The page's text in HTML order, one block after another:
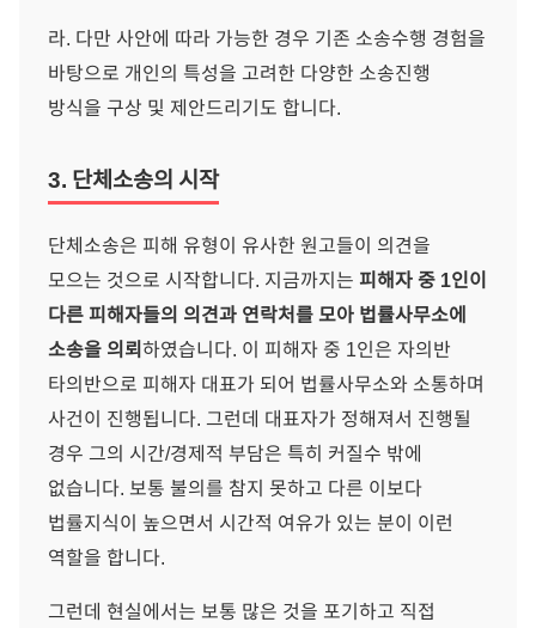
라. 다만 사안에 따라 가능한 경우 기존 소송수행 경험을
바탕으로 개인의 특성을 고려한 다양한 소송진행
방식을 구상 및 제안드리기도 합니다.
3. 단체소송의 시작
단체소송은 피해 유형이 유사한 원고들이 의견을
모으는 것으로 시작합니다. 지금까지는 피해자 중 1인이
다른 피해자들의 의견과 연락처를 모아 법률사무소에
소송을 의뢰하였습니다. 이 피해자 중 1인은 자의반
타의반으로 피해자 대표가 되어 법률사무소와 소통하며
사건이 진행됩니다. 그런데 대표자가 정해져서 진행될
경우 그의 시간/경제적 부담은 특히 커질수 밖에
없습니다. 보통 불의를 참지 못하고 다른 이보다
법률지식이 높으면서 시간적 여유가 있는 분이 이런
역할을 합니다.
그런데 현실에서는 보통 많은 것을 포기하고 직접